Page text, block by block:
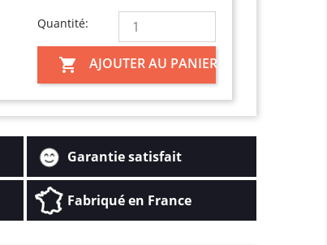
Quantité:
 AJOUTER AU PANIER
Garantie satisfait
Fabriqué en France